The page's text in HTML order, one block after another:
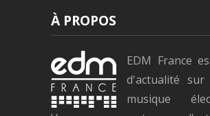
À PROPOS
EDM France
d'actualité
musique